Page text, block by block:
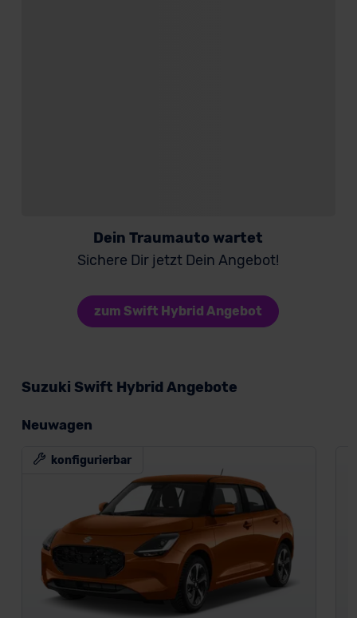
Dein Traumauto wartet
Sichere Dir jetzt Dein Angebot!
zum Swift Hybrid Angebot
Suzuki Swift Hybrid Angebote
Neuwagen
konfigurierbar